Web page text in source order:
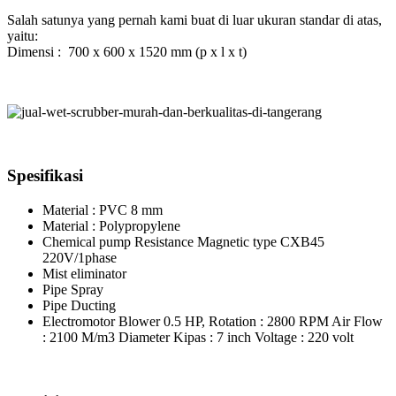
Salah satunya yang pernah kami buat di luar ukuran standar di atas,
yaitu:
Dimensi : 700 x 600 x 1520 mm (p x l x t)
Spesifikasi
Material : PVC 8 mm
Material : Polypropylene
Chemical pump Resistance Magnetic type CXB45
220V/1phase
Mist eliminator
Pipe Spray
Pipe Ducting
Electromotor Blower 0.5 HP, Rotation : 2800 RPM Air Flow
: 2100 M/m3 Diameter Kipas : 7 inch Voltage : 220 volt